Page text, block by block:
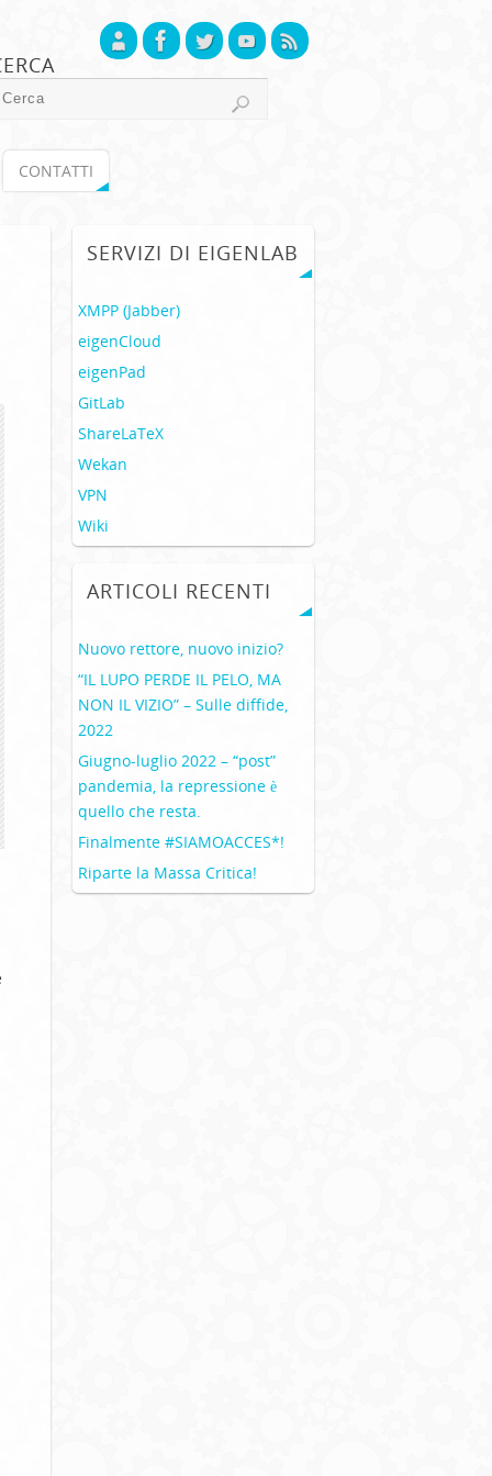
CONTATTI
SERVIZI DI EIGENLAB
XMPP (Jabber)
eigenCloud
eigenPad
GitLab
ShareLaTeX
Wekan
VPN
Wiki
ARTICOLI RECENTI
Nuovo rettore, nuovo inizio?
“IL LUPO PERDE IL PELO, MA
NON IL VIZIO” – Sulle diffide,
2022
Giugno-luglio 2022 – “post”
pandemia, la repressione è
quello che resta.
Finalmente #SIAMOACCES*!
Riparte la Massa Critica!